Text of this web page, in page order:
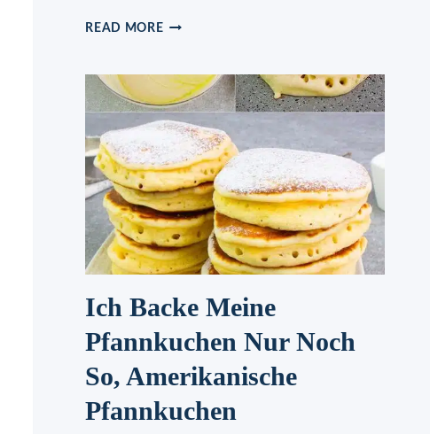
READ MOREOMAS
Ich Backe Meine
Pfannkuchen Nur Noch
So, Amerikanische
Pfannkuchen